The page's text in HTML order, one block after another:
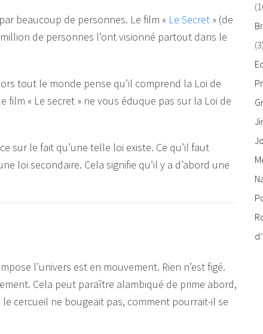
beaucoup de personnes. Le film « Le Secret » (de
de personnes l’ont visionné partout dans le
tout le monde pense qu’il comprend la Loi de
film « Le secret » ne vous éduque pas sur la Loi de
sur le fait qu’une telle loi existe. Ce qu’il faut
loi secondaire. Cela signifie qu’il y a d’abord une
l’univers est en mouvement. Rien n’est figé.
Cela peut paraître alambiqué de prime abord,
cercueil ne bougeait pas, comment pourrait-il se
(3)